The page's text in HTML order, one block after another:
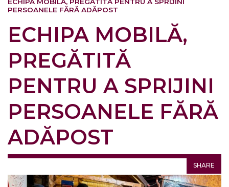
PERSOANELE FĂRĂ ADĂPOST
ECHIPA MOBILĂ,
PREGĂTITĂ
PENTRU A SPRIJINI
PERSOANELE FĂRĂ
ADĂPOST
SHARE